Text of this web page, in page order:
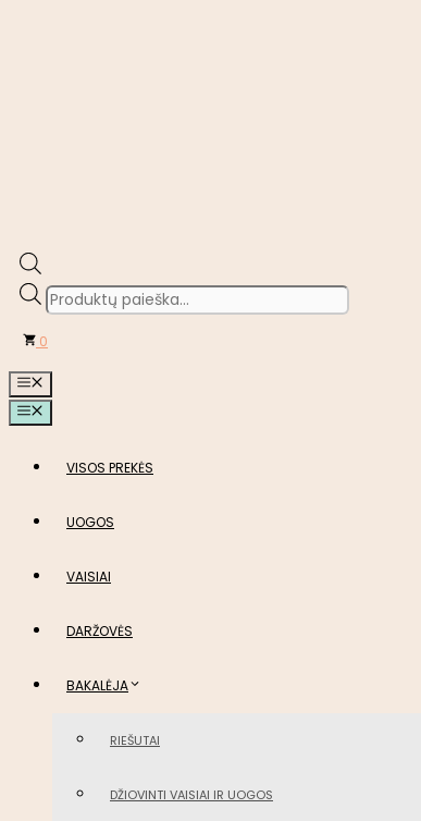
Products
0
VISOS PREKĖS
UOGOS
VAISIAI
DARŽOVĖS
BAKALĖJA
RIEŠUTAI
DŽIOVINTI VAISIAI IR UOGOS